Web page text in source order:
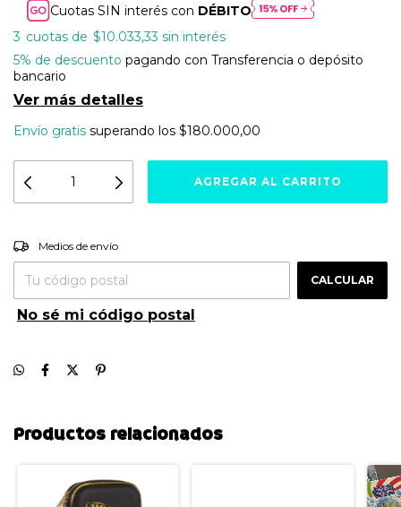
Cuotas SIN interés con DÉBITO
3
$10.033,33 sin interés
5% de descuento pagando con Transferencia o depósito
bancario
Ver más detalles
Envío gratis superando los $180.000,00
Entregas para el CP:
Medios de envío
CALCULAR
No sé mi código postal
Productos relacionados